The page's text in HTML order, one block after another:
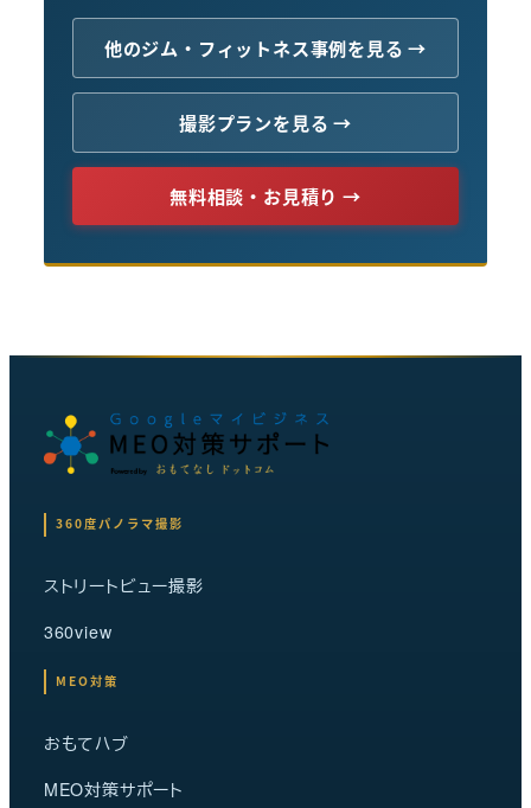
他のジム・フィットネス事例を見る →
撮影プランを見る →
無料相談・お見積り →
360度パノラマ撮影
ストリートビュー撮影
360view
MEO対策
おもてハブ
MEO対策サポート